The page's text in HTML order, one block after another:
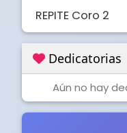
REPITE Coro 2
Dedicatorias
Aún no hay